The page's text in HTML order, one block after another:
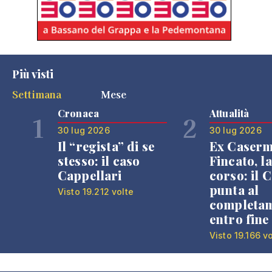
Più visti
Settimana
Mese
1 Cronaca
30 lug 2026
Il “regista” di se
stesso: il caso
Cappellari
Visto 19.212 volte
2 Attualità
30 lug 2026
Ex
Fincato,
corso: il
punta al
entro fine
Visto 19.166